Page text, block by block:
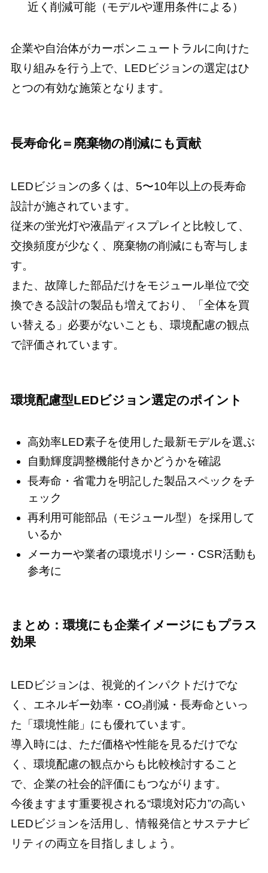
近く削減可能（モデルや運用条件による）
企業や自治体がカーボンニュートラルに向けた
取り組みを行う上で、LEDビジョンの選定はひ
とつの有効な施策となります。
長寿命化＝廃棄物の削減にも貢献
LEDビジョンの多くは、5〜10年以上の長寿命
設計が施されています。
従来の蛍光灯や液晶ディスプレイと比較して、
交換頻度が少なく、廃棄物の削減にも寄与しま
す。
また、故障した部品だけをモジュール単位で交
換できる設計の製品も増えており、「全体を買
い替える」必要がないことも、環境配慮の観点
で評価されています。
環境配慮型LEDビジョン選定のポイント
高効率LED素子を使用した最新モデルを選ぶ
自動輝度調整機能付きかどうかを確認
長寿命・省電力を明記した製品スペックをチ
ェック
再利用可能部品（モジュール型）を採用して
いるか
メーカーや業者の環境ポリシー・CSR活動も
参考に
まとめ：環境にも企業イメージにもプラス
効果
LEDビジョンは、視覚的インパクトだけでな
く、エネルギー効率・CO₂削減・長寿命といっ
た「環境性能」にも優れています。
導入時には、ただ価格や性能を見るだけでな
く、環境配慮の観点からも比較検討すること
で、企業の社会的評価にもつながります。
今後ますます重要視される“環境対応力”の高い
LEDビジョンを活用し、情報発信とサステナビ
リティの両立を目指しましょう。